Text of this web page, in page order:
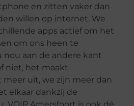
en zitten vaker dan
willen op internet. We
apps actief om het
om ons heen te
nou aan de andere kant
niet, het maakt
uit, we zijn meer dan
elkaar dankzij de